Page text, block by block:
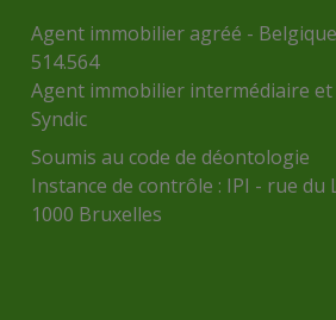
Agent immobilier agréé -
514.564
Agent immobilier intermédiaire
Syndic
Soumis au code de déontologie
Instance de contrôle : IPI - rue du
1000 Bruxelles